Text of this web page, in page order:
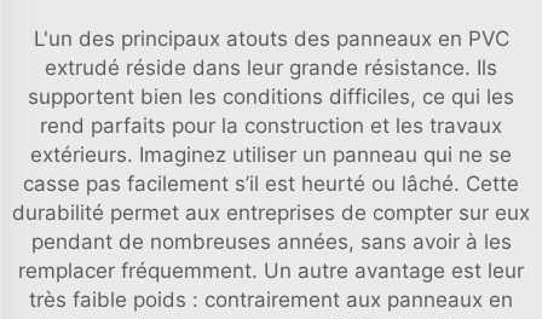
L'un des principaux atouts des panneaux en PVC
extrudé réside dans leur grande résistance. Ils
supportent bien les conditions difficiles, ce qui les
rend parfaits pour la construction et les travaux
extérieurs. Imaginez utiliser un panneau qui ne se
casse pas facilement s’il est heurté ou lâché. Cette
durabilité permet aux entreprises de compter sur eux
pendant de nombreuses années, sans avoir à les
remplacer fréquemment. Un autre avantage est leur
très faible poids : contrairement aux panneaux en